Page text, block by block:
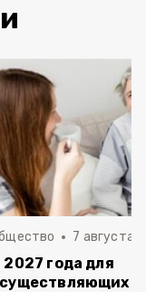
7 августа ,
2027 года для